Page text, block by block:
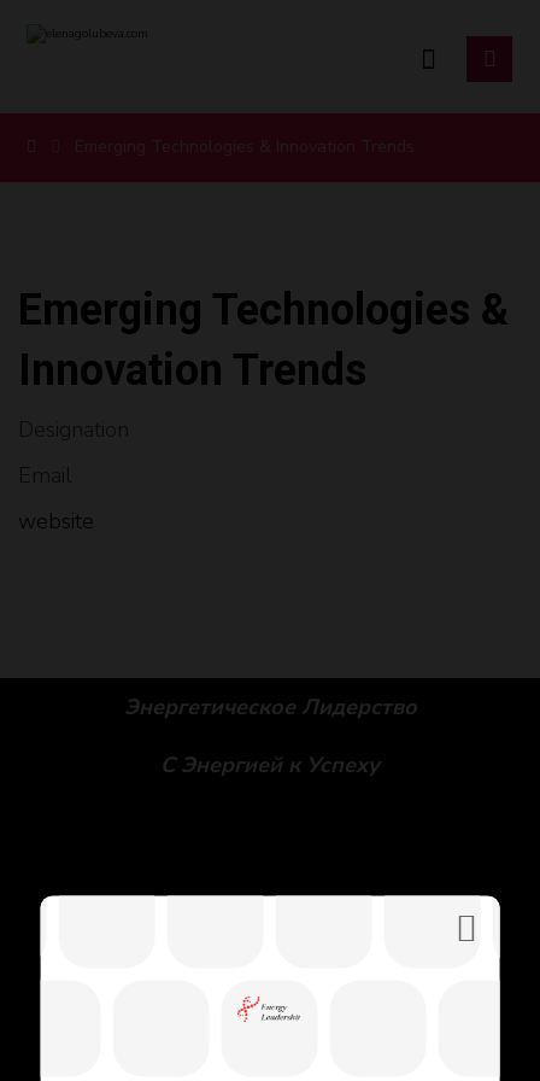
Emerging Technologies &
Innovation Trends
Designation
Email
website
Энергетическое Лидерство
С Энергией к Успеху